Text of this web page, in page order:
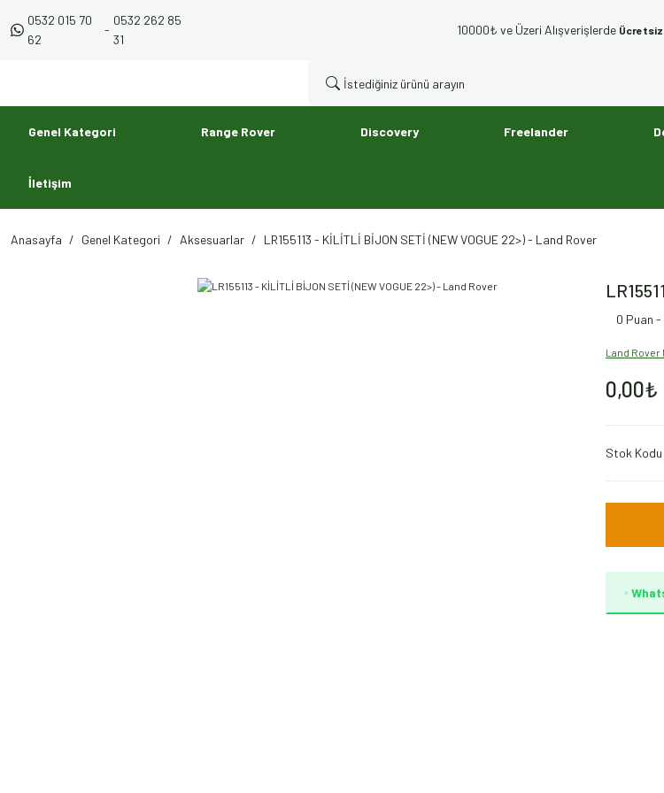
0532 015 70
62
-
0532 262 85
31
10000₺ ve Üzeri Alışverişlerde Ücretsiz
Genel Kategori Range Rover Discovery Freelander
İletişim
Anasayfa Genel Kategori Aksesuarlar LR155113 - KİLİTLİ BİJON SETİ (NEW VOGUE 22>) - Land Rover
0 Puan -
Land Rover
0,00₺
Stok Kodu